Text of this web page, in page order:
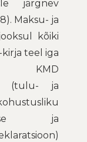
järgnev
Maksu- ja
kõiki
teel iga
KMD
(tulu- ja
ja